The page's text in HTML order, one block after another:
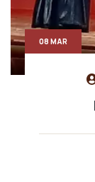
08 MAR